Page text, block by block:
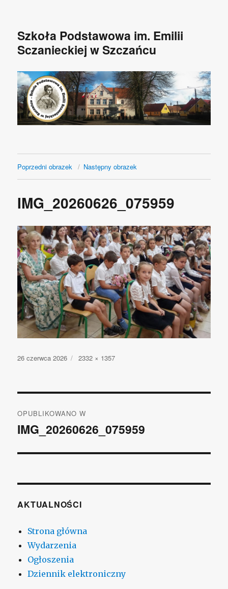
Szkoła Podstawowa im. Emilii
Sczanieckiej w Szczańcu
Poprzedni obrazek Następny obrazek
IMG_20260626_075959
Opublikowano
26 czerwca 2026
Pełny
2332 × 1357
wpisu
OPUBLIKOWANO W
IMG_20260626_075959
AKTUALNOŚCI
Strona główna
Wydarzenia
Ogłoszenia
Dziennik elektroniczny